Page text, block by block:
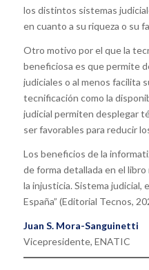
los distintos sistemas
en cuanto a su riqueza o su
Otro motivo por el que la
beneficiosa es que permite
judiciales o al menos facilita
tecnificación como la
judicial permiten desplegar
ser favorables para reducir
Los beneficios de la
de forma detallada en el
la injusticia. Sistema judicial,
España” (Editorial Tecnos,
Juan S. Mora-Sanguinetti
Vicepresidente, ENATIC